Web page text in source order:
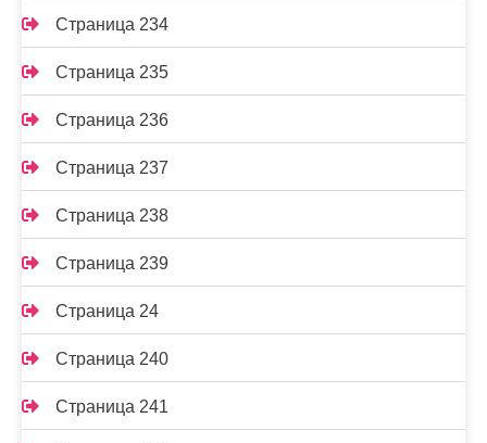
Страница 234
Страница 235
Страница 236
Страница 237
Страница 238
Страница 239
Страница 24
Страница 240
Страница 241